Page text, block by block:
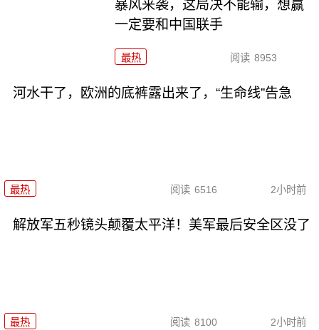
暴风来袭，这局决不能输，想赢
一定要和中国联手
最热 阅读 8953
河水干了，欧洲的底裤露出来了，“生命线”告急
最热 阅读 6516 2小时前
解放军五秒镜头颠覆太平洋！美军最后安全区没了
最热 阅读 8100 2小时前